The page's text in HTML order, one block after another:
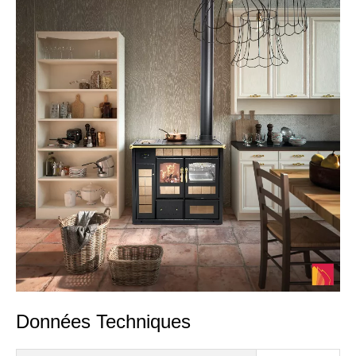
Données Techniques